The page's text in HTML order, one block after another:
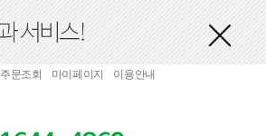
주문조회 마이페이지 이용안내